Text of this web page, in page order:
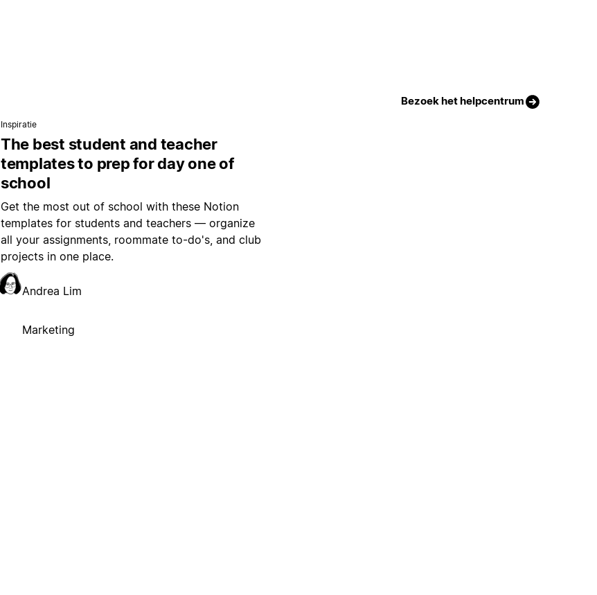
Bezoek het helpcentrum
Inspiratie
The best student and teacher
templates to prep for day one of
school
Get the most out of school with these Notion
templates for students and teachers — organize
all your assignments, roommate to-do's, and club
projects in one place.
Andrea Lim
Marketing